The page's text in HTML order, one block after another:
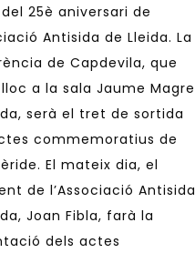
25è aniversari de
Antisida de Lleida. La
de Capdevila, que
a la sala Jaume Magre
serà el tret de sortida
commemoratius de
El mateix dia, el
de l’Associació Antisida
, Joan Fibla, farà la
dels actes